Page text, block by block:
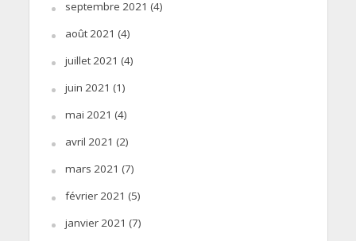
septembre 2021 (4)
août 2021 (4)
juillet 2021 (4)
juin 2021 (1)
mai 2021 (4)
avril 2021 (2)
mars 2021 (7)
février 2021 (5)
janvier 2021 (7)